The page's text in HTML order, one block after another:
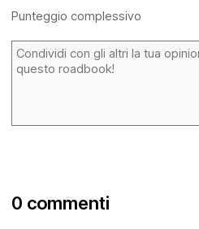
Punteggio complessivo
0 commenti